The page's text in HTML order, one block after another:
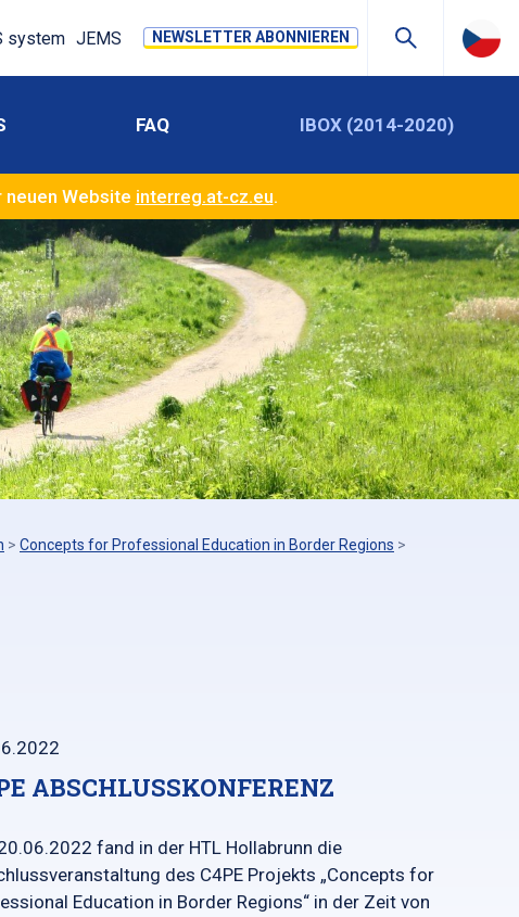
system JEMS NEWSLETTER ABONNIEREN
FAQ IBOX (2014-2020)
Website interreg.at-cz.eu.
> Concepts for Professional Education in Border Regions >
ABSCHLUSSKONFERENZ
fand in der HTL Hollabrunn die
des C4PE Projekts „Concepts for
Education in Border Regions“ in der Zeit von